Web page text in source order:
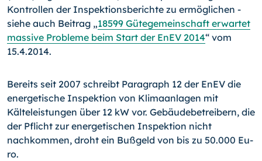
Kontrollen der Inspektionsberichte zu ermögli­chen -
siehe auch Beitrag „18599 Gütegemeinschaft erwartet
massive Probleme beim Start der EnEV 2014“ vom
15.4.2014.
Bereits seit 2007 schreibt Paragraph 12 der EnEV die
energetische Inspektion von Kli­maanlagen mit
Kälteleistungen über 12 kW vor. Gebäudebetreibern, die
der Pflicht zur energetischen Inspektion nicht
nachkommen, droht ein Bußgeld von bis zu 50.000 Eu­
ro.